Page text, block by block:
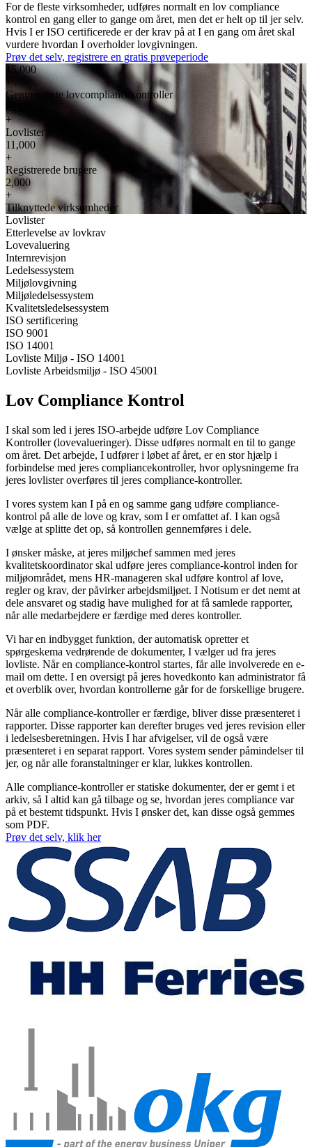
For de fleste virksomheder, udføres normalt en lov compliance
kontrol en gang eller to gange om året, men det er helt op til jer selv.
Hvis I er ISO certificerede er der krav på at I en gang om året skal
vurdere hvordan I overholder lovgivningen.
Prøv det selv, registrere en gratis prøveperiode
15,000
+
Gennemførte lovcompliancekontroller
+
Lovlister
11,000
+
Registrerede brugere
2,000
+
Tilknyttede virksomheder
Lovlister
Etterlevelse av lovkrav
Lovevaluering
Internrevisjon
Ledelsessystem
Miljølovgivning
Miljøledelsessystem
Kvalitetsledelsessystem
ISO sertificering
ISO 9001
ISO 14001
Lovliste Miljø - ISO 14001
Lovliste Arbeidsmiljø - ISO 45001
Lov Compliance Kontrol
I skal som led i jeres ISO-arbejde udføre Lov Compliance
Kontroller (lovevalueringer). Disse udføres normalt en til to gange
om året. Det arbejde, I udfører i løbet af året, er en stor hjælp i
forbindelse med jeres compliancekontroller, hvor oplysningerne fra
jeres lovlister overføres til jeres compliance-kontroller.
I vores system kan I på en og samme gang udføre compliance-
kontrol på alle de love og krav, som I er omfattet af. I kan også
vælge at splitte det op, så kontrollen gennemføres i dele.
I ønsker måske, at jeres miljøchef sammen med jeres
kvalitetskoordinator skal udføre jeres compliance-kontrol inden for
miljøområdet, mens HR-manageren skal udføre kontrol af love,
regler og krav, der påvirker arbejdsmiljøet. I Notisum er det nemt at
dele ansvaret og stadig have mulighed for at få samlede rapporter,
når alle medarbejdere er færdige med deres kontroller.
Vi har en indbygget funktion, der automatisk opretter et
spørgeskema vedrørende de dokumenter, I vælger ud fra jeres
lovliste. Når en compliance-kontrol startes, får alle involverede en e-
mail om dette. I en oversigt på jeres hovedkonto kan administrator få
et overblik over, hvordan kontrollerne går for de forskellige brugere.
Når alle compliance-kontroller er færdige, bliver disse præsenteret i
rapporter. Disse rapporter kan derefter bruges ved jeres revision eller
i ledelsesberetningen. Hvis I har afvigelser, vil de også være
præsenteret i en separat rapport. Vores system sender påmindelser til
jer, og når alle foranstaltninger er klar, lukkes kontrollen.
Alle compliance-kontroller er statiske dokumenter, der er gemt i et
arkiv, så I altid kan gå tilbage og se, hvordan jeres compliance var
på et bestemt tidspunkt. Hvis I ønsker det, kan disse også gemmes
som PDF.
Prøv det selv, klik her